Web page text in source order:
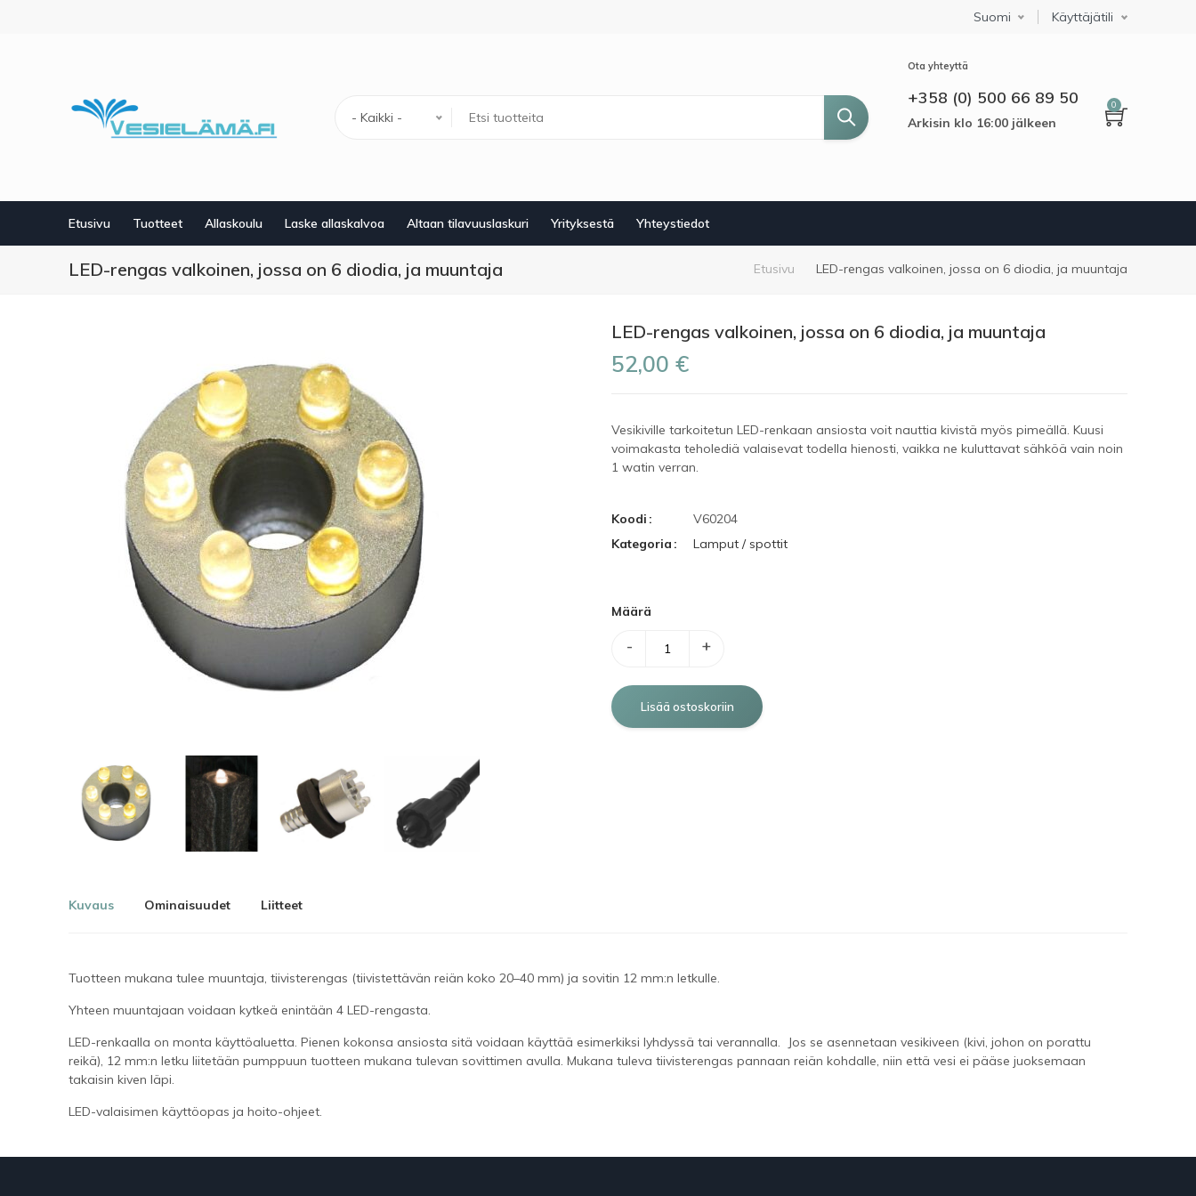
Select your language
Suomi Käyttäjätili
- Kaikki -
Ota yhteyttä
+358 (0) 500 66 89 50
Arkisin klo 16:00 jälkeen
0
Etusivu Tuotteet Allaskoulu Laske allaskalvoa Altaan tilavuuslaskuri Yrityksestä Yhteystiedot
LED-rengas valkoinen, jossa on 6 diodia, ja muuntaja Murupolku
Etusivu LED-rengas valkoinen, jossa on 6 diodia, ja muuntaja
LED-rengas valkoinen, jossa on 6 diodia, ja muuntaja
52,00 €
Vesikiville tarkoitetun LED-renkaan ansiosta voit nauttia kivistä myös pimeällä. Kuusi
voimakasta teholediä valaisevat todella hienosti, vaikka ne kuluttavat sähköä vain noin
1 watin verran.
Koodi
V60204
Kategoria
Lamput / spottit
Määrä
- +
Kuvaus Ominaisuudet Liitteet
Tuotteen mukana tulee muuntaja, tiivisterengas (tiivistettävän reiän koko 20–40 mm) ja sovitin 12 mm:n letkulle.
Yhteen muuntajaan voidaan kytkeä enintään 4 LED-rengasta.
LED-renkaalla on monta käyttöaluetta. Pienen kokonsa ansiosta sitä voidaan käyttää esimerkiksi lyhdyssä tai verannalla. Jos se asennetaan vesikiveen (kivi, johon on porattu
reikä), 12 mm:n letku liitetään pumppuun tuotteen mukana tulevan sovittimen avulla. Mukana tuleva tiivisterengas pannaan reiän kohdalle, niin että vesi ei pääse juoksemaan
takaisin kiven läpi.
LED-valaisimen käyttöopas ja hoito-ohjeet.